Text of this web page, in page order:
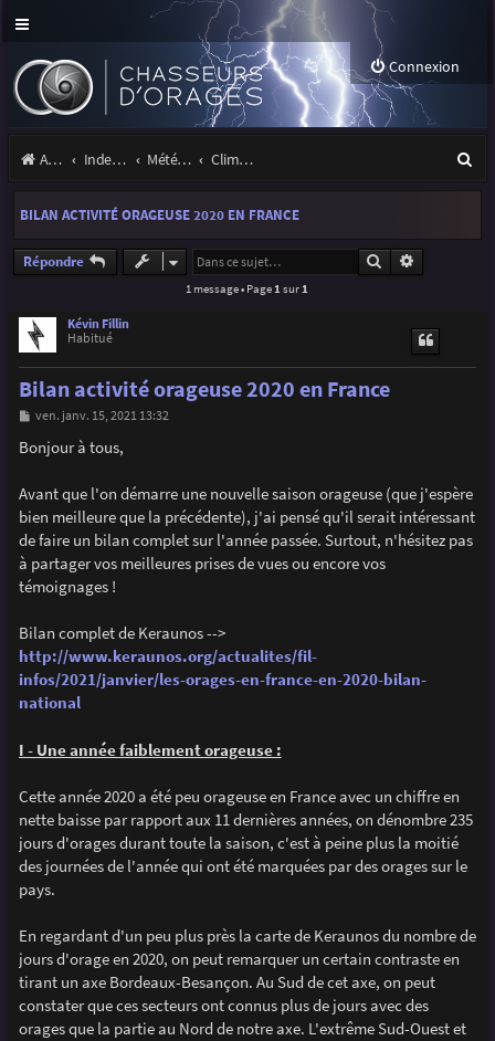
Connexion
Accueil Index du forum Météo et climatologie des orages Climatologie des orages
e
BILAN ACTIVITÉ ORAGEUSE 2020 EN FRANCE
Répondre Rechercher
1 message • Page 1 sur 1
Kévin Fillin
Habitué
Bilan activité orageuse 2020 en France
M
s
s
e
ven. janv. 15, 2021 13:32
Bonjour à tous,
Avant que l'on démarre une nouvelle saison orageuse (que j'espère
bien meilleure que la précédente), j'ai pensé qu'il serait intéressant
de faire un bilan complet sur l'année passée. Surtout, n'hésitez pas
à partager vos meilleures prises de vues ou encore vos
témoignages !
Bilan complet de Keraunos -->
http://www.keraunos.org/actualites/fil-
infos/2021/janvier/les-orages-en-france-en-2020-bilan-
national
I - Une année faiblement orageuse :
Cette année 2020 a été peu orageuse en France avec un chiffre en
nette baisse par rapport aux 11 dernières années, on dénombre 235
jours d'orages durant toute la saison, c'est à peine plus la moitié
des journées de l'année qui ont été marquées par des orages sur le
pays.
En regardant d'un peu plus près la carte de Keraunos du nombre de
jours d'orage en 2020, on peut remarquer un certain contraste en
tirant un axe Bordeaux-Besançon. Au Sud de cet axe, on peut
constater que ces secteurs ont connus plus de jours avec des
orages que la partie au Nord de notre axe. L'extrême Sud-Ouest et